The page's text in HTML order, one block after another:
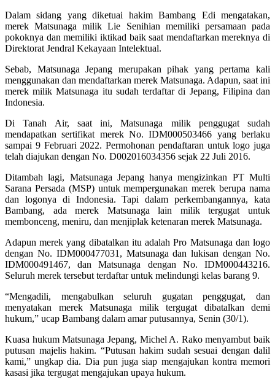
Dalam sidang yang diketuai hakim Bambang Edi mengatakan,
merek Matsunaga milik Lie Senihian memiliki persamaan pada
pokoknya dan memiliki iktikad baik saat mendaftarkan mereknya di
Direktorat Jendral Kekayaan Intelektual.
Sebab, Matsunaga Jepang merupakan pihak yang pertama kali
menggunakan dan mendaftarkan merek Matsunaga. Adapun, saat ini
merek milik Matsunaga itu sudah terdaftar di Jepang, Filipina dan
Indonesia.
Di Tanah Air, saat ini, Matsunaga milik penggugat sudah
mendapatkan sertifikat merek No. IDM000503466 yang berlaku
sampai 9 Februari 2022. Permohonan pendaftaran untuk logo juga
telah diajukan dengan No. D002016034356 sejak 22 Juli 2016.
Ditambah lagi, Matsunaga Jepang hanya mengizinkan PT Multi
Sarana Persada (MSP) untuk mempergunakan merek berupa nama
dan logonya di Indonesia. Tapi dalam perkembangannya, kata
Bambang, ada merek Matsunaga lain milik tergugat untuk
membonceng, meniru, dan menjiplak ketenaran merek Matsunaga.
Adapun merek yang dibatalkan itu adalah Pro Matsunaga dan logo
dengan No. IDM000477031, Matsunaga dan lukisan dengan No.
IDM000491467, dan Matsunaga dengan No. IDM000443216.
Seluruh merek tersebut terdaftar untuk melindungi kelas barang 9.
“Mengadili, mengabulkan seluruh gugatan penggugat, dan
menyatakan merek Matsunaga milik tergugat dibatalkan demi
hukum,” ucap Bambang dalam amar putusannya, Senin (30/1).
Kuasa hukum Matsunaga Jepang, Michel A. Rako menyambut baik
putusan majelis hakim. “Putusan hakim sudah sesuai dengan dalil
kami,” ungkap dia. Dia pun juga siap mengajukan kontra memori
kasasi jika tergugat mengajukan upaya hukum.